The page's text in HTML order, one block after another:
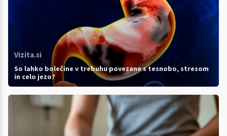
Vizita.si
So lahko bolečine v trebuhu povezane s tesnobo, stresom
in celo jezo?